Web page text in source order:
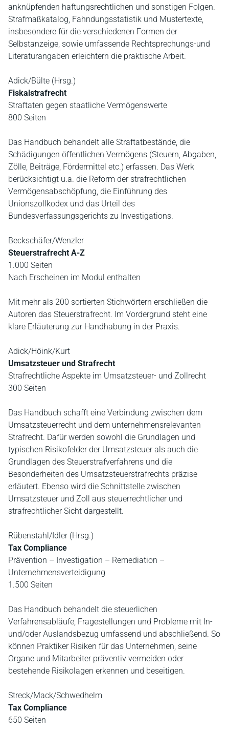
anknüpfenden haftungsrechtlichen und sonstigen Folgen.
Strafmaßkatalog, Fahndungsstatistik und Mustertexte,
insbesondere für die verschiedenen Formen der
Selbstanzeige, sowie umfassende Rechtsprechungs-und
Literaturangaben erleichtern die praktische Arbeit.
Adick/Bülte (Hrsg.)
Fiskalstrafrecht
Straftaten gegen staatliche Vermögenswerte
800 Seiten
Das Handbuch behandelt alle Straftatbestände, die
Schädigungen öffentlichen Vermögens (Steuern, Abgaben,
Zölle, Beiträge, Fördermittel etc.) erfassen. Das Werk
berücksichtigt u.a. die Reform der strafrechtlichen
Vermögensabschöpfung, die Einführung des
Unionszollkodex und das Urteil des
Bundesverfassungsgerichts zu Investigations.
Beckschäfer/Wenzler
Steuerstrafrecht A-Z
1.000 Seiten
Nach Erscheinen im Modul enthalten
Mit mehr als 200 sortierten Stichwörtern erschließen die
Autoren das Steuerstrafrecht. Im Vordergrund steht eine
klare Erläuterung zur Handhabung in der Praxis.
Adick/Höink/Kurt
Umsatzsteuer und Strafrecht
Strafrechtliche Aspekte im Umsatzsteuer- und Zollrecht
300 Seiten
Das Handbuch schafft eine Verbindung zwischen dem
Umsatzsteuerrecht und dem unternehmensrelevanten
Strafrecht. Dafür werden sowohl die Grundlagen und
typischen Risikofelder der Umsatzsteuer als auch die
Grundlagen des Steuerstrafverfahrens und die
Besonderheiten des Umsatzsteuerstrafrechts präzise
erläutert. Ebenso wird die Schnittstelle zwischen
Umsatzsteuer und Zoll aus steuerrechtlicher und
strafrechtlicher Sicht dargestellt.
Rübenstahl/Idler (Hrsg.)
Tax Compliance
Prävention – Investigation – Remediation –
Unternehmensverteidigung
1.500 Seiten
Das Handbuch behandelt die steuerlichen
Verfahrensabläufe, Fragestellungen und Probleme mit In-
und/oder Auslandsbezug umfassend und abschließend. So
können Praktiker Risiken für das Unternehmen, seine
Organe und Mitarbeiter präventiv vermeiden oder
bestehende Risikolagen erkennen und beseitigen.
Streck/Mack/Schwedhelm
Tax Compliance
650 Seiten